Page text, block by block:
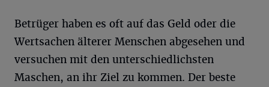
Betrüger haben es oft auf das Geld oder die
Wertsachen älterer Menschen abgesehen und
versuchen mit den unterschiedlichsten
Maschen, an ihr Ziel zu kommen. Der beste